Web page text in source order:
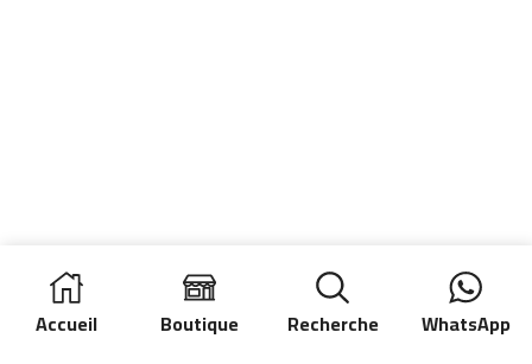
Accueil Boutique Recherche WhatsApp